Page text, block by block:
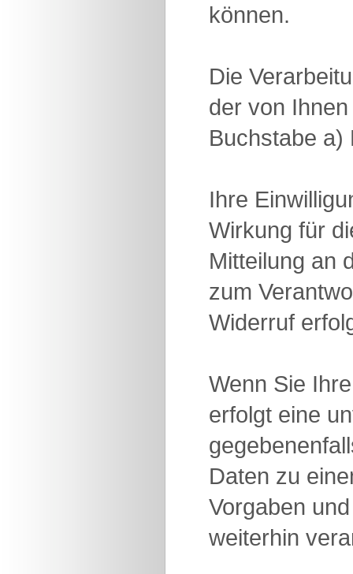
können.
Die
der von
Buchstabe a)
Ihre
Wirkung für
Mitteilung an
zum
Widerruf
Wenn Sie
erfolgt eine
Daten zu
Vorgaben
weiterhin